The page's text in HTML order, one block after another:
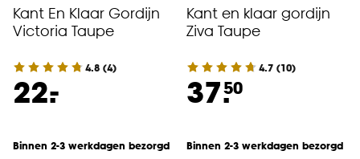
Kant En Klaar Gordijn
Victoria Taupe
4.8 (4)
22.
-
Binnen 2-3 werkdagen bezorgd
Kant en klaar gordijn
Ziva Taupe
4.7 (10)
37.50
Binnen 2-3 werkdagen bezorgd